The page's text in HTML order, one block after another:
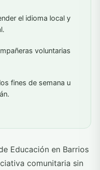
el idioma local y
voluntarias
fines de semana u
Educación en Barrios
comunitaria sin